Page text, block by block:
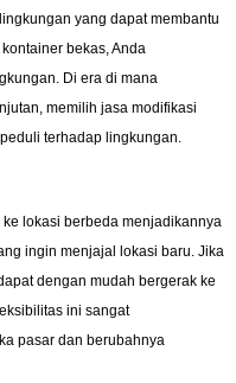
yang dapat membantu
bekas, Anda
Di era di mana
memilih jasa modifikasi
terhadap lingkungan.
lokasi berbeda menjadikannya
ingin menjajal lokasi baru. Jika
dengan mudah bergerak ke
ini sangat
pasar dan berubahnya